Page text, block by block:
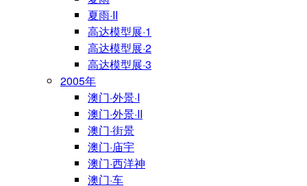
夏雨·II
高达模型展·1
高达模型展·2
高达模型展·3
2005年
澳门·外景·I
澳门·外景·II
澳门·街景
澳门·庙宇
澳门·西洋神
澳门·车